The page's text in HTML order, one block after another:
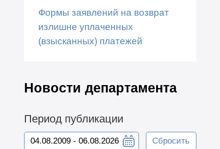
Формы заявлений на возврат
излишне уплаченных
(взысканных) платежей
Новости департамента
Период публикации
Сбросить